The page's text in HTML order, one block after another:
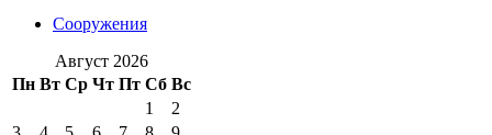
Сооружения
Август 2026
Пн Вт Ср Чт Пт Сб Вс
1
2